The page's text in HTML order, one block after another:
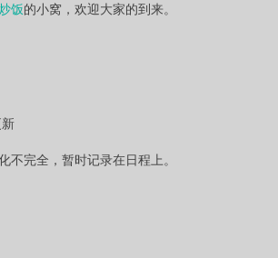
饭的小窝，欢迎大家的到来。
不完全，暂时记录在日程上。